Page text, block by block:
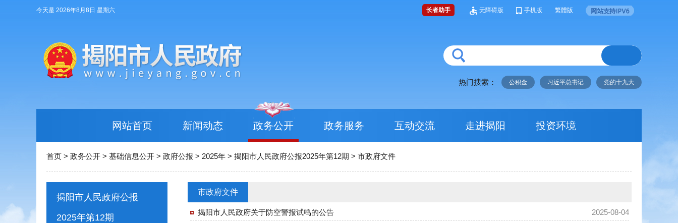
今天是 2026年8月8日 星期六 长者助手 无障碍版 手机版 繁體版
热门搜索： 公积金 习近平总书记 党的十九大
网站首页 新闻动态 政务公开 政务服务 互动交流 走进揭阳 投资环境
首页 > 政务公开 > 基础信息公开 > 政府公报 > 2025年 > 揭阳市人民政府公报2025年第12期 > 市政府文件
揭阳市人民政府公报
2025年第12期
市政府文件
2025-08-04
揭阳市人民政府关于防空警报试鸣的公告